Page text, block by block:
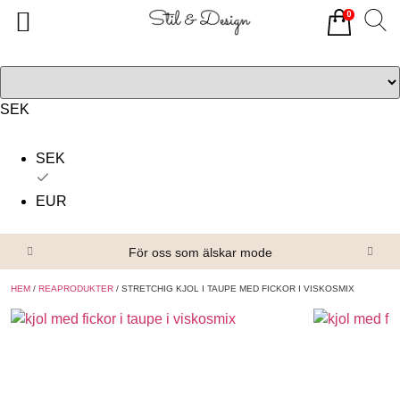
SEK
SEK
EUR
För oss som älskar mode
HEM / REAPRODUKTER / STRETCHIG KJOL I TAUPE MED FICKOR I VISKOSMIX
0
Alla produkter
Om oss